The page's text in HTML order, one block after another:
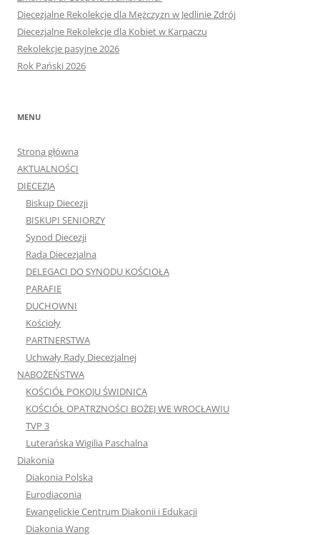
Diecezjalne Rekolekcje dla Mężczyzn w Jedlinie Zdrój
Diecezjalne Rekolekcje dla Kobiet w Karpaczu
Rekolekcje pasyjne 2026
Rok Pański 2026
MENU
Strona główna
AKTUALNOŚCI
DIECEZJA
Biskup Diecezji
BISKUPI SENIORZY
Synod Diecezji
Rada Diecezjalna
DELEGACI DO SYNODU KOŚCIOŁA
PARAFIE
DUCHOWNI
Kościoły
PARTNERSTWA
Uchwały Rady Diecezjalnej
NABOŻEŃSTWA
KOŚCIÓŁ POKOJU ŚWIDNICA
KOŚCIÓŁ OPATRZNOŚCI BOŻEJ WE WROCŁAWIU
TVP 3
Luterańska Wigilia Paschalna
Diakonia
Diakonia Polska
Eurodiaconia
Ewangelickie Centrum Diakonii i Edukacji
Diakonia Wang